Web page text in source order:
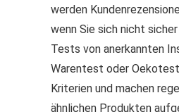
werden
wenn Sie sich nicht
Tests von anerkannten
Warentest oder
Kriterien und machen
ähnlichen Produkten